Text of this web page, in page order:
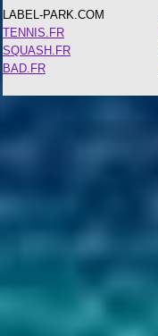
LABEL-PARK.COM
TENNIS.FR
SQUASH.FR
BAD.FR